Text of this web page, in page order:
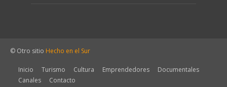
© Otro sitio Hecho en el Sur
Inicio Turismo Cultura Emprendedores
Documentales
Canales
Contacto